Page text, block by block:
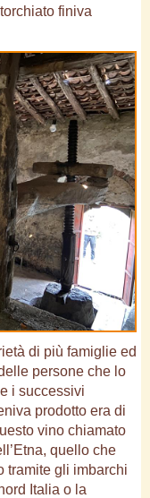
finiva
di più famiglie ed
persone che lo
i successivi
prodotto era di
vino chiamato
quello che
tramite gli imbarchi
Italia o la